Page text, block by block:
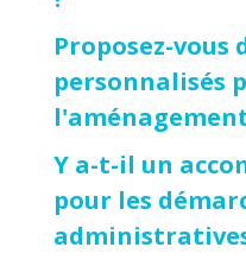
Proposez-vous
personnalisés
Y a-t-il un
pour les